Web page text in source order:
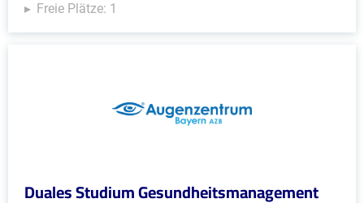
Freie Plätze: 1
Duales Studium Gesundheitsmanagement